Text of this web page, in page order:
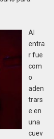
Al
entra
r fue
com
o
aden
trars
e en
una
cuev